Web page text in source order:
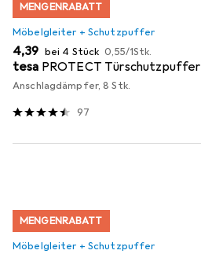
MENGENRABATT
Möbelgleiter + Schutzpuffer
EUR
4,39 bei 4 Stück EUR
0,55/1Stk.
tesa PROTECT Türschutzpuffer
Anschlagdämpfer, 8 Stk.
97
MENGENRABATT
Möbelgleiter + Schutzpuffer